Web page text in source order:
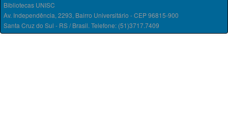
Bibliotecas UNISC
Av. Independência, 2293, Bairro Universitário - CEP 96815-900
Santa Cruz do Sul - RS / Brasil. Telefone: (51)3717.7409